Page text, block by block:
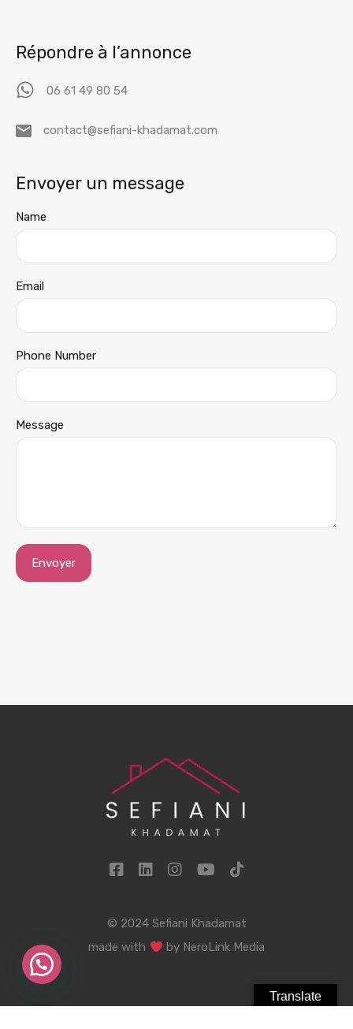
Répondre à l’annonce
06 61 49 80 54
contact@sefiani-khadamat.com
Envoyer un message
Name
Email
Phone Number
Message
© 2024 Sefiani Khadamat
made with
by NeroLink Media
Translate